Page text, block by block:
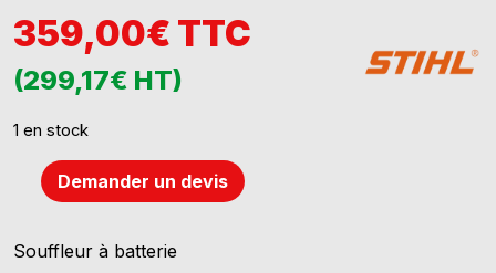
359,00€ TTC
(299,17€ HT)
1 en stock
quantité
STIHL
Demander un devis
Souffleur à batterie